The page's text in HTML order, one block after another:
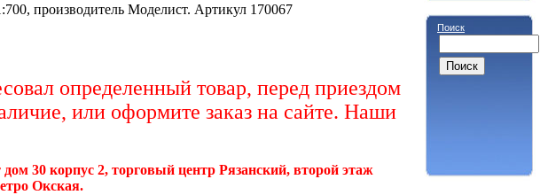
производитель Моделист. Артикул 170067
определенный товар, перед приездом
или оформите заказ на сайте. Наши
30 корпус 2, торговый центр Рязанский, второй этаж
Окская.
Поиск